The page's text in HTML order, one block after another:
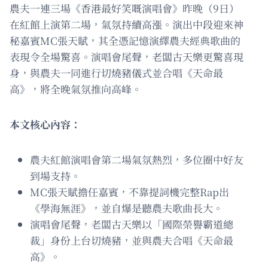
農夫一連三場《香港最好笑嘅演唱會》昨晚（9日）
在紅館上演第二場，氣氛持續高漲。演出中段迎來神
秘嘉賓MC張天賦，其全憑記憶演繹農夫經典歌曲的
表現令全場驚喜。演唱會尾聲，老闆古天樂更驚喜現
身，與農夫一同進行切燒豬儀式並合唱《天命最
高》，將全晚氣氛推向高峰。
本文核心內容：
農夫紅館演唱會第二場氣氛熱烈，多位圈中好友
到場支持。
MC張天賦擔任嘉賓，不靠提詞機完整Rap出
《學海無涯》，並自爆是聽農夫歌曲長大。
演唱會尾聲，老闆古天樂以「國際榮譽霸道總
裁」身份上台切燒豬，並與農夫合唱《天命最
高》。